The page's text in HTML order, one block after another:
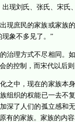
现刘氏、张氏、宋
现庶民的家族或家族
象不多见了。”
治理方式不尽相同。
的控制，而宋代以后
之中，现在的家族本
组织的权能已一去不
深了人们的孤立感
有的家族。家族的内